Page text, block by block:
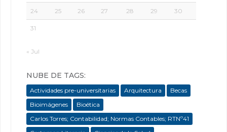
24 25 26 27 28 29 30
31
« Jul
NUBE DE TAGS:
Actividades pre-universitarias Arquitectura
Becas
Bioimágenes
Bioética
Carlos Torres; Contabilidad; Normas Contables; RTNº41